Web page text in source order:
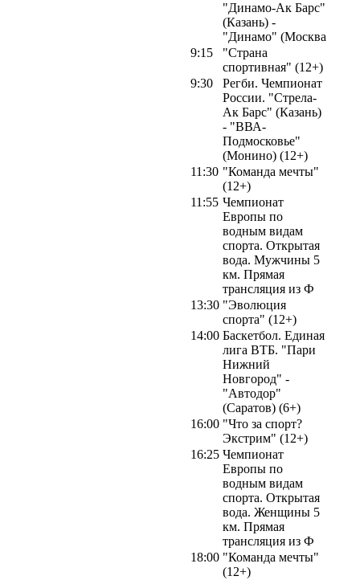
"Динамо-Ак Барс"
(Казань) -
"Динамо" (Москва
9:15
"Страна
спортивная" (12+)
9:30
Регби. Чемпионат
России. "Стрела-
Ак Барс" (Казань)
- "ВВА-
Подмосковье"
(Монино) (12+)
11:30 "Команда мечты"
(12+)
11:55 Чемпионат
Европы по
водным видам
спорта. Открытая
вода. Мужчины 5
км. Прямая
трансляция из Ф
13:30 "Эволюция
спорта" (12+)
14:00 Баскетбол. Единая
лига ВТБ. "Пари
Нижний
Новгород" -
"Автодор"
(Саратов) (6+)
16:00 "Что за спорт?
Экстрим" (12+)
16:25 Чемпионат
Европы по
водным видам
спорта. Открытая
вода. Женщины 5
км. Прямая
трансляция из Ф
18:00 "Команда мечты"
(12+)